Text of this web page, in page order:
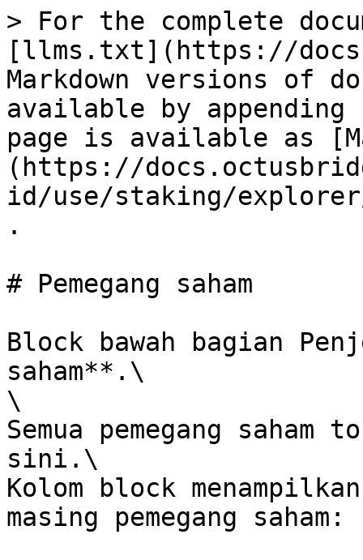
> For the complete
[llms.txt](https://
Markdown versions of
available by
page is available as
(https://
id/use/staking/
.
# Pemegang saham
Block bawah bagian
saham**.\
\
Semua pemegang
sini.\
Kolom block
masing pemegang saham: